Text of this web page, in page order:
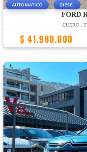
AUTOMATICO DIESEL
FORD
CUERO ,
$ 41.980.000